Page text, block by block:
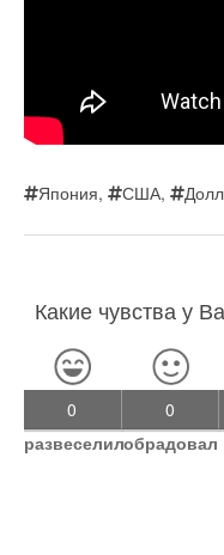
Япония, США,
Какие чувства у
0
развеселил
0
обрадовал